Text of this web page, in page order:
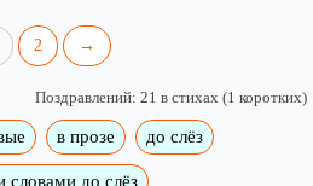
2 →
Поздравлений: 21 в стихах (1 коротких)
в прозе до слёз
словами до слёз